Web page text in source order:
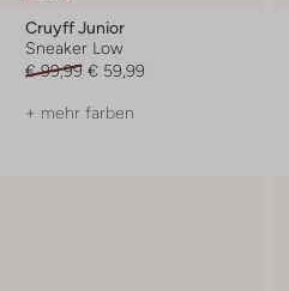
Cruyff Junior
Sneaker Low
€ 99,99 € 59,99
+ mehr farben